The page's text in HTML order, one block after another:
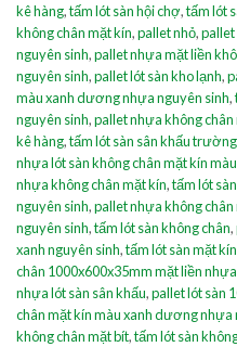
kê hàng,tấm lót sàn hội chợ,tấm lót
không chân mặt kín,pallet nhỏ,pallet
nguyên sinh,pallet nhựa mặt liền
nguyên sinh,pallet lót sàn kho lạnh,
màu xanh dương nhựa nguyên sinh,
nguyên sinh,pallet nhựa không
kê hàng,tấm lót sàn sân khấu
nhựa lót sàn không chân mặt kín
nhựa không chân mặt kín,tấm lót
nguyên sinh,pallet nhựa không
nguyên sinh,tấm lót sàn không chân,
xanh nguyên sinh,tấm lót sàn mặt
chân 1000x600x35mm mặt liền
nhựa lót sàn sân khấu,pallet lót sàn
chân mặt kín màu xanh dương nhựa
không chân mặt bít,tấm lót sàn